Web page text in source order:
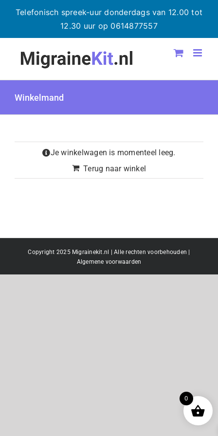
Telefonisch spreek-uur donderdags van 12.00 tot
12.30 uur op 0614877557
Winkelmand
Je winkelwagen is momenteel leeg.
Terug naar winkel
Copyright 2025 Migrainekit.nl | Alle rechten voorbehouden |
Algemene voorwaarden
0